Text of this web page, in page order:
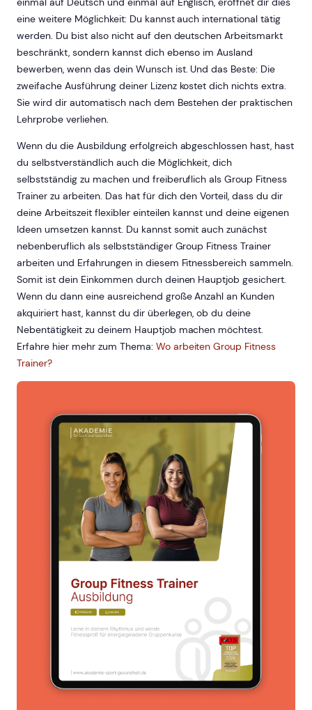
eine weitere Möglichkeit: Du kannst auch international tätig
werden. Du bist also nicht auf den deutschen Arbeitsmarkt
beschränkt, sondern kannst dich ebenso im Ausland
bewerben, wenn das dein Wunsch ist. Und das Beste: Die
zweifache Ausführung deiner Lizenz kostet dich nichts extra.
Sie wird dir automatisch nach dem Bestehen der praktischen
Lehrprobe verliehen.
Wenn du die Ausbildung erfolgreich abgeschlossen hast, hast
du selbstverständlich auch die Möglichkeit, dich
selbstständig zu machen und freiberuflich als Group Fitness
Trainer zu arbeiten. Das hat für dich den Vorteil, dass du dir
deine Arbeitszeit flexibler einteilen kannst und deine eigenen
Ideen umsetzen kannst. Du kannst somit auch zunächst
nebenberuflich als selbstständiger Group Fitness Trainer
arbeiten und Erfahrungen in diesem Fitnessbereich sammeln.
Somit ist dein Einkommen durch deinen Hauptjob gesichert.
Wenn du dann eine ausreichend große Anzahl an Kunden
akquiriert hast, kannst du dir überlegen, ob du deine
Nebentätigkeit zu deinem Hauptjob machen möchtest.
Erfahre hier mehr zum Thema: Wo arbeiten Group Fitness
Trainer?